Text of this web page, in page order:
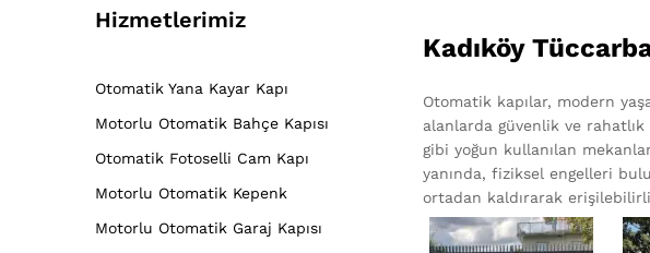
Kadıköy
Otomatik kapılar, modern
alanlarda güvenlik ve
gibi yoğun kullanılan
yanında, fiziksel engelleri
ortadan kaldırarak
Hizmetlerimiz
Otomatik Yana Kayar Kapı
Motorlu Otomatik Bahçe Kapısı
Otomatik Fotoselli Cam Kapı
Motorlu Otomatik Kepenk
Motorlu Otomatik Garaj Kapısı